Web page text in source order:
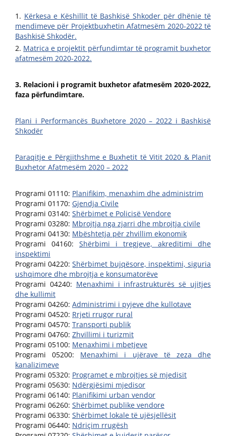
Kërkesa e Këshillit të Bashkisë Shkoder për dhënie të
mendimeve për Projektbuxhetin Afatmesëm 2020-2022 të
Bashkisë Shkodër.
Matrica e projektit përfundimtar të programit buxhetor
afatmesëm 2020-2022.
3. Relacioni i programit buxhetor afatmesëm 2020-2022,
faza përfundimtare.
Plani i Performancës Buxhetore 2020 – 2022 i Bashkisë
Shkodër
Paraqitje e Përgjithshme e Buxhetit të Vitit 2020 & Planit
Buxhetor Afatmesëm 2020 – 2022
Programi 01110: Planifikim, menaxhim dhe administrim
Programi 01170: Gjendja Civile
Programi 03140: Shërbimet e Policisë Vendore
Programi 03280: Mbrojtja nga zjarri dhe mbrojtja civile
Programi 04130: Mbështetja për zhvillim ekonomik
Programi 04160: Shërbimi i tregjeve, akreditimi dhe
inspektimi
Programi 04220:Shërbimet bujqësore, inspektimi, siguria
ushqimore dhe mbrojtja e konsumatorëve
Programi 04240: Menaxhimi i infrastrukturës së ujitjes
dhe kullimit
Programi 04260: Administrimi i pyjeve dhe kullotave
Programi 04520: Rrjeti rrugor rural
Programi 04570: Transporti publik
Programi 04760: Zhvillimi i turizmit
Programi 05100: Menaxhimi i mbetjeve
Programi 05200: Menaxhimi i ujërave të zeza dhe
kanalizimeve
Programi 05320: Programet e mbrojtjes së mjedisit
Programi 05630: Ndërgjësimi mjedisor
Programi 06140: Planifikimi urban vendor
Programi 06260: Shërbimet publike vendore
Programi 06330: Shërbimet lokale të ujësjellësit
Programi 06440: Ndriçim rrugësh